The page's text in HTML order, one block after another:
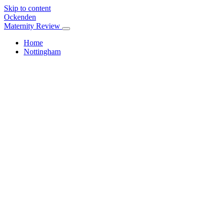
Skip to content
Ockenden
Maternity Review
Home
Nottingham